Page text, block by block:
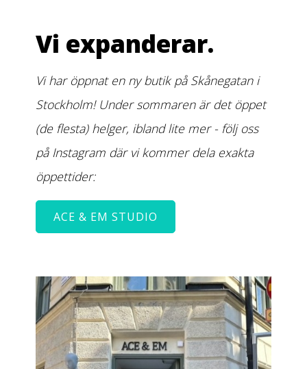
Vi expanderar.
Vi har öppnat en ny butik på Skånegatan i
Stockholm! Under sommaren är det öppet
(de flesta) helger, ibland lite mer - följ oss
på Instagram där vi kommer dela exakta
öppettider:
ACE & EM STUDIO